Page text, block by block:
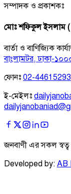
সম্পাদক ও প্রকাশকঃ
মোঃ শফিকুল ইসলাম
বার্তা ও বাণিজ্যিক
বাংলামটর, ঢাকা-
ফোনঃ 02-44615293
ই-মেইলঃ
জনবাণী এর সকল
Developed by: AB